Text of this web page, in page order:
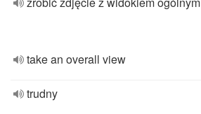
take an overall view
trudny